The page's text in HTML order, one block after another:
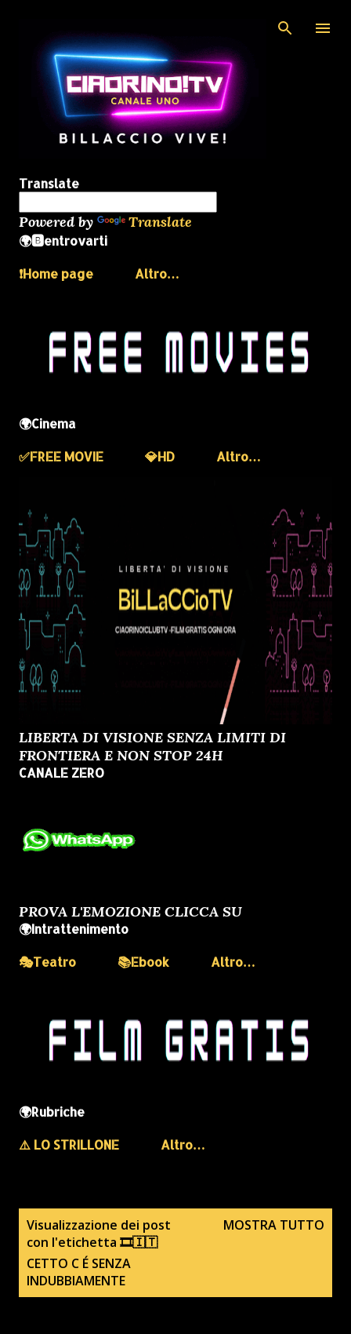
Translate
Powered by Translate
🌍🅱️entrovarti
❗️Home page
Altro…
🌍Cinema
✅️FREE MOVIE
💎HD Altro…
LIBERTA DI VISIONE SENZA LIMITI DI
FRONTIERA E NON STOP 24H
CANALE ZERO
PROVA L'EMOZIONE CLICCA SU
🌍Intrattenimento
🎭Teatro
📚Ebook Altro…
🌍Rubriche
⚠️ LO STRILLONE
Altro…
Visualizzazione dei post
con l'etichetta 🎞🇮🇹
CETTO C É SENZA
INDUBBIAMENTE
MOSTRA TUTTO